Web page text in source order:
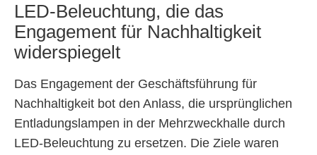
LED-Beleuchtung, die das
Engagement für Nachhaltigkeit
widerspiegelt
Das Engagement der Geschäftsführung für
Nachhaltigkeit bot den Anlass, die ursprünglichen
Entladungslampen in der Mehrzweckhalle durch
LED-Beleuchtung zu ersetzen. Die Ziele waren